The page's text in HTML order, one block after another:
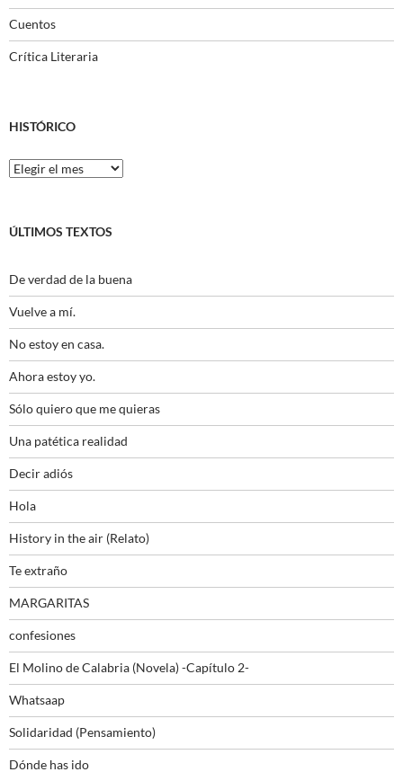
Cuentos
Crítica Literaria
HISTÓRICO
Histórico
ÚLTIMOS TEXTOS
De verdad de la buena
Vuelve a mí.
No estoy en casa.
Ahora estoy yo.
Sólo quiero que me quieras
Una patética realidad
Decir adiós
Hola
History in the air (Relato)
Te extraño
MARGARITAS
confesiones
El Molino de Calabria (Novela) -Capítulo 2-
Whatsaap
Solidaridad (Pensamiento)
Dónde has ido